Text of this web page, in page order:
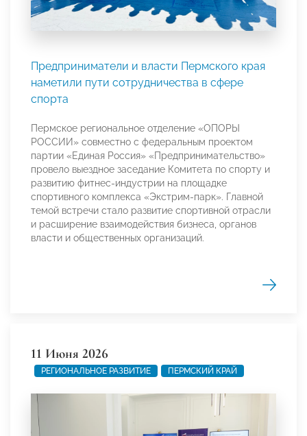
Предприниматели и власти Пермского края
наметили пути сотрудничества в сфере
спорта
Пермское региональное отделение «ОПОРЫ
РОССИИ» совместно с федеральным проектом
партии «Единая Россия» «Предпринимательство»
провело выездное заседание Комитета по спорту и
развитию фитнес-индустрии на площадке
спортивного комплекса «Экстрим-парк». Главной
темой встречи стало развитие спортивной отрасли
и расширение взаимодействия бизнеса, органов
власти и общественных организаций.
11 Июня 2026
РЕГИОНАЛЬНОЕ РАЗВИТИЕ ПЕРМСКИЙ КРАЙ